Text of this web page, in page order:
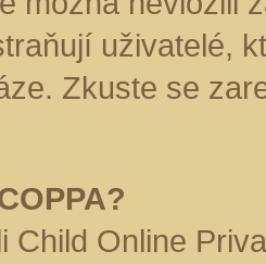
uživatelé,
Zkuste se
Child Online